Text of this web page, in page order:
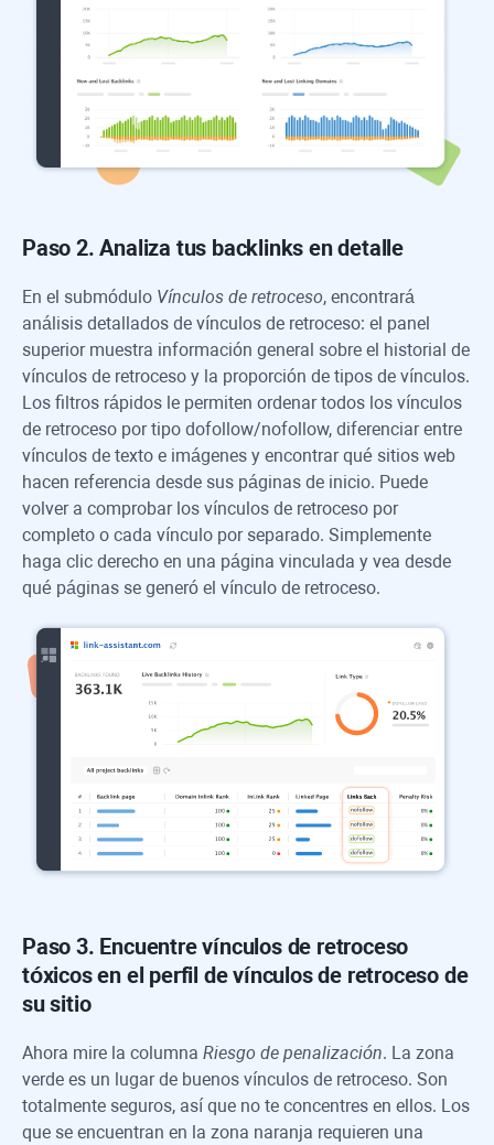
Paso 2. Analiza tus backlinks en detalle
En el submódulo Vínculos de retroceso, encontrará
análisis detallados de vínculos de retroceso: el panel
superior muestra información general sobre el historial de
vínculos de retroceso y la proporción de tipos de vínculos.
Los filtros rápidos le permiten ordenar todos los vínculos
de retroceso por tipo dofollow/nofollow, diferenciar entre
vínculos de texto e imágenes y encontrar qué sitios web
hacen referencia desde sus páginas de inicio. Puede
volver a comprobar los vínculos de retroceso por
completo o cada vínculo por separado. Simplemente
haga clic derecho en una página vinculada y vea desde
qué páginas se generó el vínculo de retroceso.
Paso 3. Encuentre vínculos de retroceso
tóxicos en el perfil de vínculos de retroceso de
su sitio
Ahora mire la columna Riesgo de penalización. La zona
verde es un lugar de buenos vínculos de retroceso. Son
totalmente seguros, así que no te concentres en ellos. Los
que se encuentran en la zona naranja requieren una